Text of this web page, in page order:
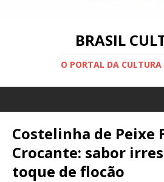
BRASIL
O PORTAL DA CULTURA
Costelinha de Peixe
Crocante: sabor
toque de flocão